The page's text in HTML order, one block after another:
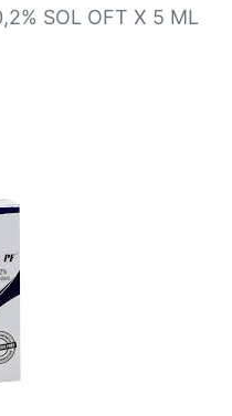
SOL OFT X 5 ML